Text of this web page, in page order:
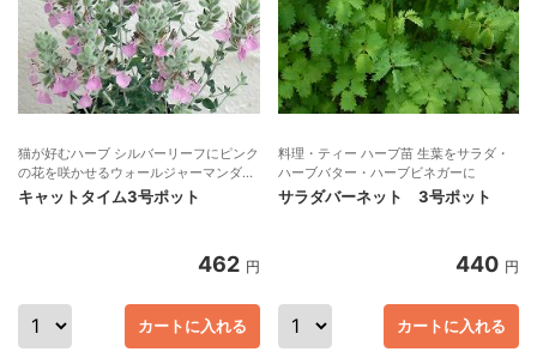
猫が好むハーブ シルバーリーフにピンク
の花を咲かせるウォールジャーマンダー
の仲間
キャットタイム3号ポット
462 円
カートに入れる
料理・ティー ハーブ苗 生葉をサラダ・
ハーブバター・ハーブビネガーに
サラダバーネット 3号ポット
440 円
カートに入れる